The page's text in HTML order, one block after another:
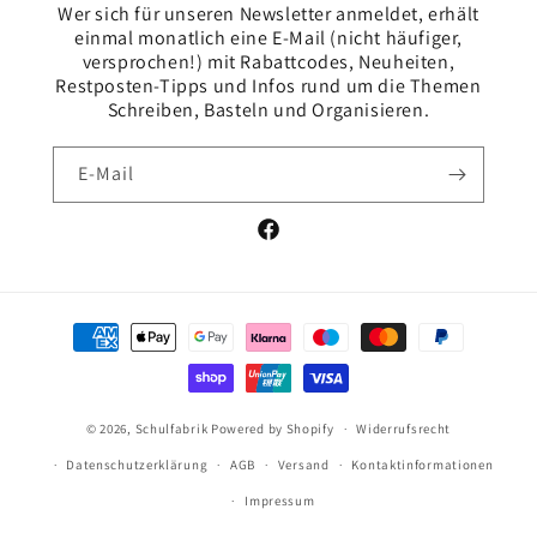
Wer sich für unseren Newsletter anmeldet, erhält
einmal monatlich eine E-Mail (nicht häufiger,
versprochen!) mit Rabattcodes, Neuheiten,
Restposten-Tipps und Infos rund um die Themen
Schreiben, Basteln und Organisieren.
E-Mail
Facebook
Zahlungsmethoden
© 2026, Schulfabrik Powered by Shopify Widerrufsrecht
Datenschutzerklärung AGB Versand Kontaktinformationen
Impressum